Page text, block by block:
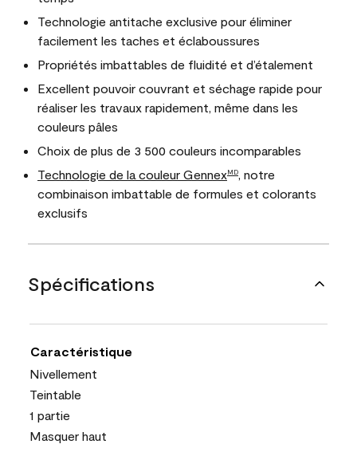
Technologie antitache exclusive pour éliminer
facilement les taches et éclaboussures
Propriétés imbattables de fluidité et d’étalement
Excellent pouvoir couvrant et séchage rapide pour
réaliser les travaux rapidement, même dans les
couleurs pâles
Choix de plus de 3 500 couleurs incomparables
Technologie de la couleur GennexMD
, notre
combinaison imbattable de formules et colorants
exclusifs
Spécifications
Caractéristique
Nivellement
Teintable
1 partie
Masquer haut